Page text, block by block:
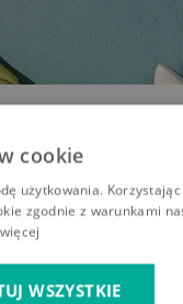
cookie
użytkowania.
zgodnie z warunkami
WSZYSTKIE